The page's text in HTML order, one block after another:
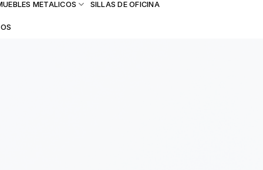
METALICOS SILLAS DE OFICINA